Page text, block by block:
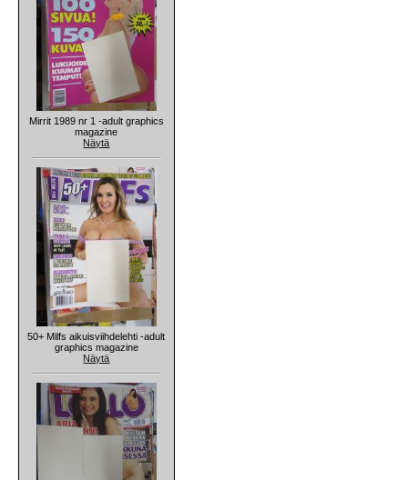
Mirrit 1989 nr 1 -adult graphics
magazine
Näytä
50+ Milfs aikuisviihdelehti -adult
graphics magazine
Näytä